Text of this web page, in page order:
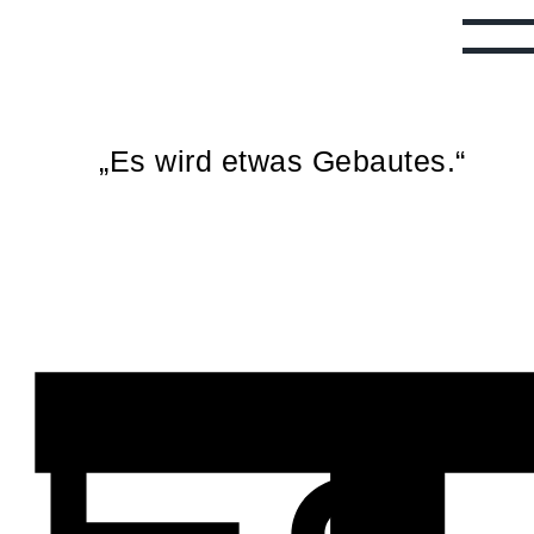
„Es wird etwas Gebautes.“